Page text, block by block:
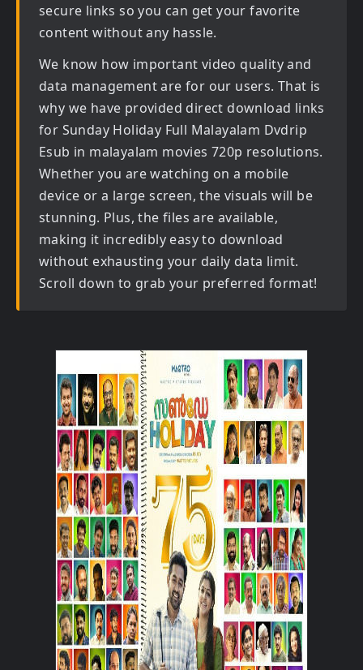
secure links so you can get your favorite
content without any hassle.
We know how important video quality and
data management are for our users. That is
why we have provided direct download links
for Sunday Holiday Full Malayalam Dvdrip
Esub in malayalam movies 720p resolutions.
Whether you are watching on a mobile
device or a large screen, the visuals will be
stunning. Plus, the files are available,
making it incredibly easy to download
without exhausting your daily data limit.
Scroll down to grab your preferred format!